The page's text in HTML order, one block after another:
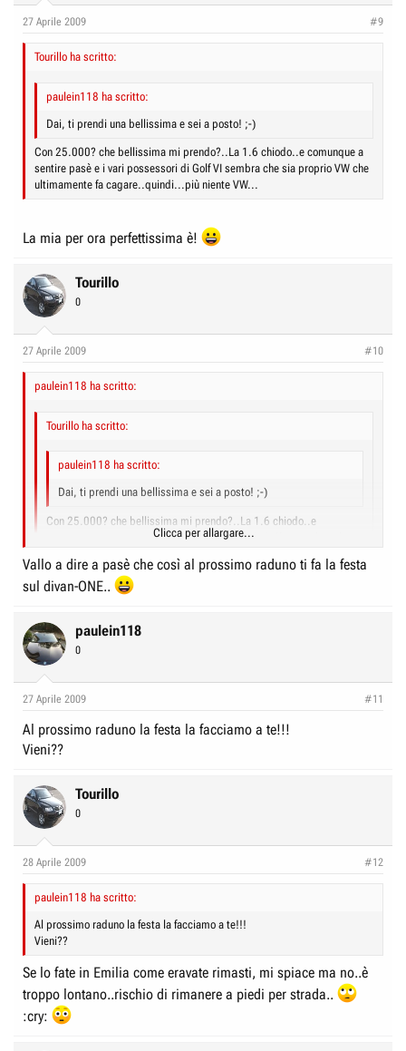
27 Aprile 2009 #9
Tourillo ha scritto:
paulein118 ha scritto:
Dai, ti prendi una bellissima e sei a posto! ;-)
Con 25.000? che bellissima mi prendo?..La 1.6 chiodo..e comunque a
sentire pasè e i vari possessori di Golf VI sembra che sia proprio VW che
ultimamente fa cagare..quindi...più niente VW...
La mia per ora perfettissima è!
Tourillo
0
27 Aprile 2009 #10
paulein118 ha scritto:
Tourillo ha scritto:
paulein118 ha scritto:
Dai, ti prendi una bellissima e sei a posto! ;-)
Con 25.000? che bellissima mi prendo?..La 1.6 chiodo..e
comunque a sentire pasè e i vari possessori di Golf VI sembra che
Clicca per allargare...
Clicca per allargare...
Vallo a dire a pasè che così al prossimo raduno ti fa la festa
sul divan-ONE..
paulein118
0
27 Aprile 2009 #11
Al prossimo raduno la festa la facciamo a te!!!
Vieni??
Tourillo
0
28 Aprile 2009 #12
paulein118 ha scritto:
Al prossimo raduno la festa la facciamo a te!!!
Vieni??
Se lo fate in Emilia come eravate rimasti, mi spiace ma no..è
troppo lontano..rischio di rimanere a piedi per strada..
:cry: